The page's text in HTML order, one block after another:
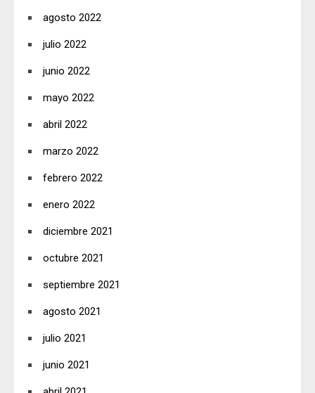
agosto 2022
julio 2022
junio 2022
mayo 2022
abril 2022
marzo 2022
febrero 2022
enero 2022
diciembre 2021
octubre 2021
septiembre 2021
agosto 2021
julio 2021
junio 2021